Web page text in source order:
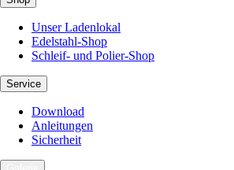
Unser Ladenlokal
Edelstahl-Shop
Schleif- und Polier-Shop
Service
Download
Anleitungen
Sicherheit